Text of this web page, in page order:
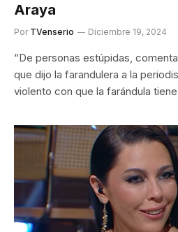
Araya
Por TVenserio Diciembre 19, 2024
“De personas estúpidas,
que dijo la farandulera a la
violento con que la farándula